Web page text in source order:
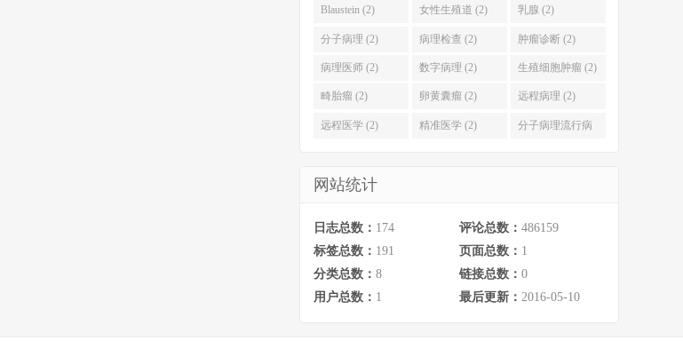
Blaustein (2) 女性生殖道 (2) 乳腺 (2)
分子病理 (2) 病理检查 (2) 肿瘤诊断 (2)
病理医师 (2) 数字病理 (2) 生殖细胞肿瘤 (2)
畸胎瘤 (2) 卵黄囊瘤 (2) 远程病理 (2)
远程医学 (2) 精准医学 (2) 分子病理流行病
网站统计
日志总数： 174 评论总数： 486159
标签总数： 191 页面总数： 1
分类总数： 8 链接总数： 0
用户总数： 1 最后更新： 2016-05-10